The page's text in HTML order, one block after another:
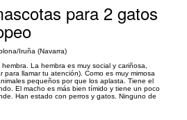
para 2 gatos
Iruña (Navarra)
La hembra es muy social y cariñosa,
para llamar tu atención). Como es muy mimosa
pequeños por que los aplasta. Tiene el
El macho es más bien tímido y tiene un poco
Han estado con perros y gatos. Ninguno de